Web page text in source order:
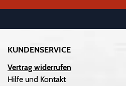
KUNDENSERVICE
Vertrag widerrufen
Hilfe und Kontakt